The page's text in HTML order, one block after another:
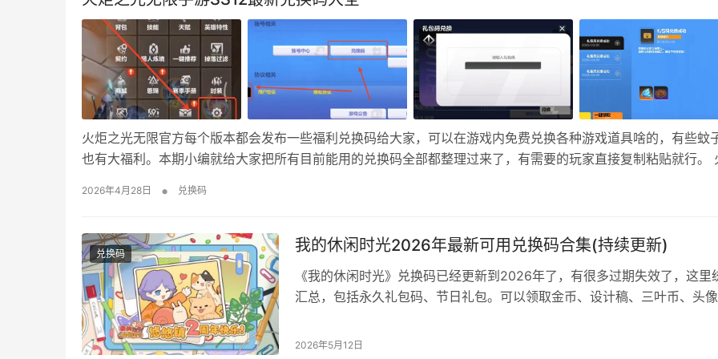
火炬之光无限官方每个版本都会发布一些福利兑换码给大家，可以在游戏内免费兑换各种游戏道具啥的，有些蚊
也有大福利。本期小编就给大家把所有目前能用的兑换码全部都整理过来了，有需要的玩家直接复制粘贴就行。
通用兑换码 TLXIAO…
2026年4月28日 • 兑换码
兑换码 我的休闲时光2026年最新可用兑换码合集(持续更新)
《我的休闲时光》兑换码已经更新到2026年了，有很多过期失效了，这里
汇总，包括永久礼包码、节日礼包。可以领取金币、设计稿、三叶币、头像
头像」-「右下角小齿轮」-「兑换码」并填写以上兑换码，即可领取奖励哦
2026年5月12日